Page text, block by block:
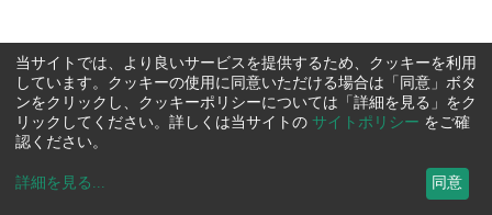
当サイトでは、より良いサービスを提供するため、クッキーを利用
しています。クッキーの使用に同意いただける場合は「同意」ボタ
ンをクリックし、クッキーポリシーについては「詳細を見る」をク
リックしてください。詳しくは当サイトの サイトポリシー をご確
認ください。
詳細を見る ... 同意